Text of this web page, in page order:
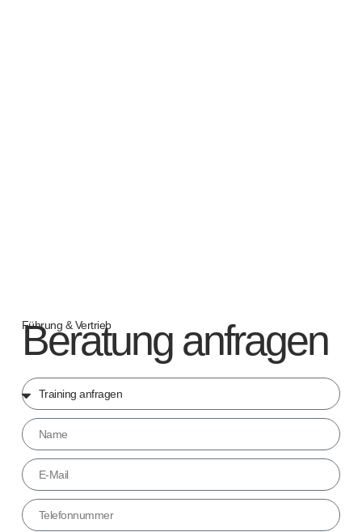
Führung & Vertrieb
Beratung anfragen